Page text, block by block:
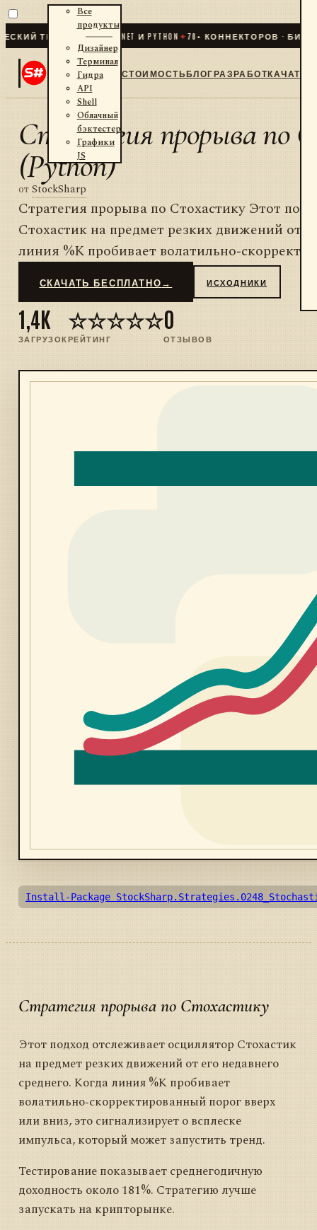
ТРЕЙДИНГ ДЛЯ .NET И PYTHON✦70 + КОННЕКТОРОВ · БИРЖИ
Все
продукты
Дизайнер
Терминал
Гидра
API
Shell
Облачный
бэктестер
Графики
JS
СТОИМОСТЬБЛОГРАЗРАБОТКАЧАТ
Стратегия прорыва по
(Python)
отStockSharp
Стратегия прорыва по Стохастику Этот
Стохастик на предмет резких движений от
линия %K пробивает
СКАЧАТЬ БЕСПЛАТНО → ИСХОДНИКИ
1,4K
ЗАГРУЗОК
☆☆☆☆☆
РЕЙТИНГ
0
ОТЗЫВОВ
Install-Package
Стратегия прорыва по Стохастику
Этот подход отслеживает осциллятор Стохастик
на предмет резких движений от его недавнего
среднего. Когда линия %K пробивает
волатильно‑скорректированный порог вверх
или вниз, это сигнализирует о всплеске
импульса, который может запустить тренд.
Тестирование показывает среднегодичную
доходность около 181%. Стратегию лучше
запускать на крипторынке.